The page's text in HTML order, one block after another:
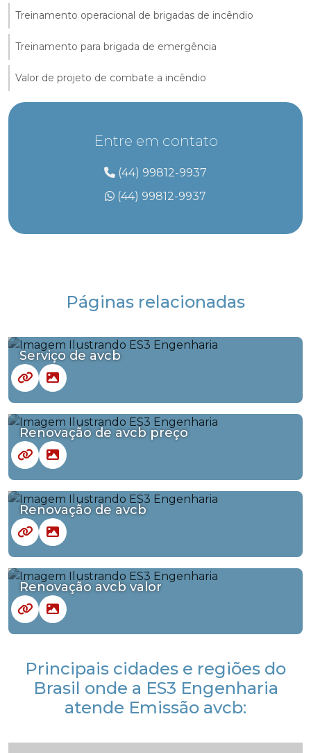
Treinamento operacional de brigadas de incêndio
Treinamento para brigada de emergência
Valor de projeto de combate a incêndio
Entre em contato
(44) 99812-9937
(44) 99812-9937
Páginas relacionadas
Serviço de avcb
Renovação de avcb preço
Renovação de avcb
Renovação avcb valor
Principais cidades e regiões do
Brasil onde a ES3 Engenharia
atende Emissão avcb: